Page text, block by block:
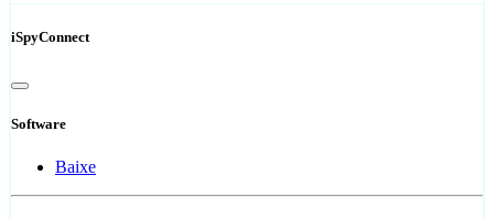
iSpyConnect
Software
Baixe